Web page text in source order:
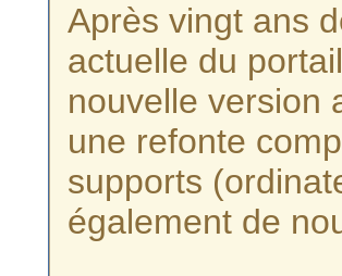
Après vingt ans
actuelle du
nouvelle version
une refonte
supports
également de